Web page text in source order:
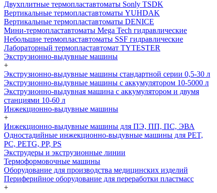
Двухплитные термопластавтоматы Sonly TSDK
Вертикальные термопластавтоматы YUHDAK
Вертикальные термопластавтоматы DENICE
Мини-термопластавтоматы Mega Tech гидравлические
Небольшие термопластавтоматы SSF гидравлические
Лабораторный термопластавтомат TYTESTER
Экструзионно-выдувные машины
+
Экструзионно-выдувные машины стандартной серии 0,5-30 л
Экструзионно-выдувные машины с аккумулятором 10-5000 л
Экструзионно-выдувная машина с аккумулятором и двумя
станциями 10-60 л
Инжекционно-выдувные машины
+
Инжекционно-выдувные машины для ПЭ, ПП, ПС, ЭВА
Одностадийные инжекционно-выдувные машины для PET,
PC, PETG, PP, PS
Экструдеры и экструзионные линии
Термоформовочные машины
Оборудование для производства медицинских изделий
Периферийное оборудование для переработки пластмасс
+